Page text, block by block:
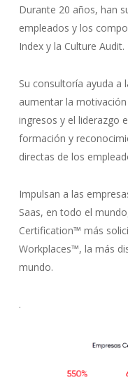
Durante 20 años, han
empleados y los
Index y la Culture Audit.
Su consultoría ayuda a
aumentar la
ingresos y el liderazgo
formación y
directas de los
Impulsan a las
Saas, en todo el
Certification™ más
Workplaces™, la más
mundo.
.